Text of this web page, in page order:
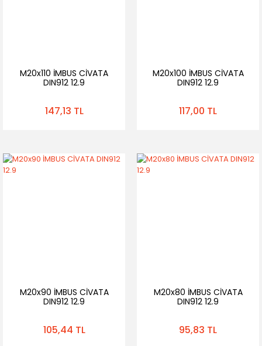
M20x110 İMBUS CİVATA
DIN912 12.9
147,13 TL
M20x100 İMBUS CİVATA
DIN912 12.9
117,00 TL
M20x90 İMBUS CİVATA
DIN912 12.9
105,44 TL
M20x80 İMBUS CİVATA
DIN912 12.9
95,83 TL